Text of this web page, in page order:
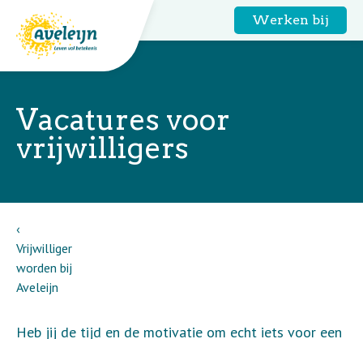
Werken bij
Vacatures voor
vrijwilligers
Vrijwilliger
worden bij
Aveleijn
Heb jij de tijd en de motivatie om echt iets voor een